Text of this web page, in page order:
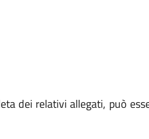
dei relativi allegati, può